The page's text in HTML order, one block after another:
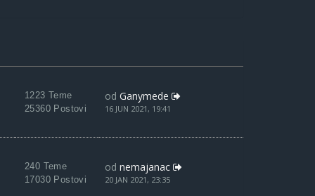
1223 Teme
25360 Postovi
od Ganymede
16 JUN 2021, 19:41
240 Teme
17030 Postovi
od nemajanac
20 JAN 2021, 23:35